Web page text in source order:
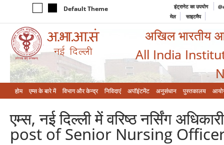
Default Theme इंट्रानेट का उपयोग
मेल
साइटमैप
अखिल भारतीय
All India
होम एम्‍स के बारे में विभाग और केन्‍द्र निविदाएं अपॉइंटमेंट अनुसंधान पुस्तकालय
एम्स, नई दिल्ली में वरिष्ठ नर्सिंग
post of Senior Nursing